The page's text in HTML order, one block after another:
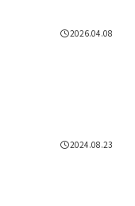
2026.04.08
2024.08.23